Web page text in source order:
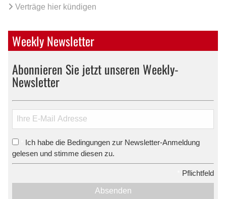
Verträge hier kündigen
Weekly Newsletter
Abonnieren Sie jetzt unseren Weekly-
Newsletter
Ich habe die Bedingungen zur Newsletter-Anmeldung
gelesen und stimme diesen zu.
Pflichtfeld
Absenden